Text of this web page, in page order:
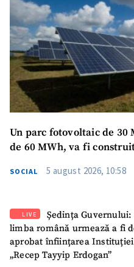
Un parc fotovoltaic de 30
de 60 MWh, va fi
SOCIAL 5 august 2026, 10:58
LIVE
Ședința
limba română urmează a fi
aprobat înființarea
„Recep Tayyip Erdogan”